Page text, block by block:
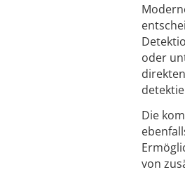
oder
Die
von